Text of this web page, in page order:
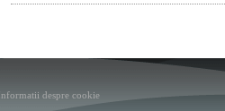
Informatii despre cookie